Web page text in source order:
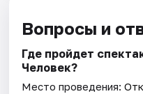
Вопросы и
Где пройдет
Человек?
Место проведения: